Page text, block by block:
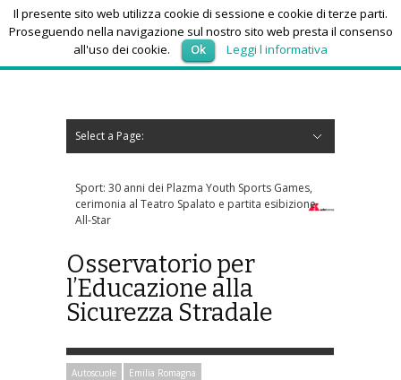
giovedì 6, Agosto 2026
Select a Page:
Youth Sports Games,
e partita esibizione
Forza Italia, incontro tra Tajani e Marina
Berlusconi: faccia a faccia a fine mese
Osservatorio per
l’Educazione alla
Sicurezza Stradale
Autoscuole Emilia Romagna
Il presente sito web utilizza cookie di sessione e cookie di terze parti.
Proseguendo nella navigazione sul nostro sito web presta il consenso
all'uso dei cookie.
Ok Leggi l informativa